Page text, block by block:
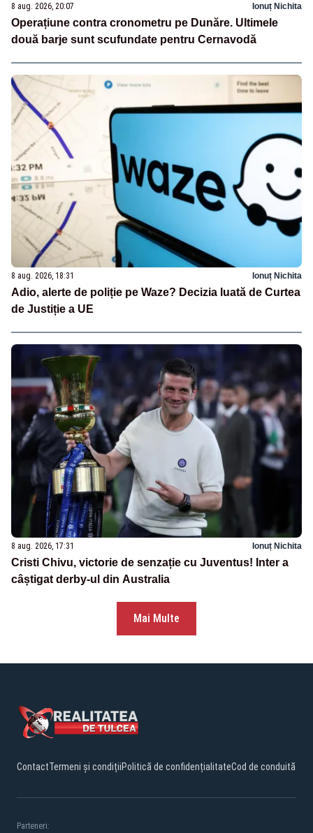
8 aug. 2026, 20:07 Ionuț Nichita
Operațiune contra cronometru pe Dunăre. Ultimele
două barje sunt scufundate pentru Cernavodă
8 aug. 2026, 18:31 Ionuț Nichita
Adio, alerte de poliție pe Waze? Decizia luată de Curtea
de Justiție a UE
8 aug. 2026, 17:31 Ionuț Nichita
Cristi Chivu, victorie de senzație cu Juventus! Inter a
câștigat derby-ul din Australia
Mai Multe
ContactTermeni și condițiiPolitică de confidențialitateCod de conduită
Parteneri: